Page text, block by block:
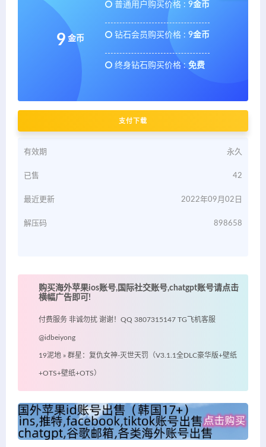
9 金币
普通用户购买价格 : 9金币
钻石会员购买价格 : 9金币
终身钻石购买价格 : 免费
支付下载
有效期 永久
已售 42
最近更新 2022年09月02日
解压码 898658
购买海外苹果ios账号,国际社交账号,chatgpt账号请点击
横幅广告即可!
付费服务 非诚勿扰 谢谢！QQ 3807315147 TG飞机客服
@idbeiyong
19泥地 » 群星：复仇女神-灭世天罚（V3.1.1全DLC豪华版+壁纸
+OTS+壁纸+OTS）